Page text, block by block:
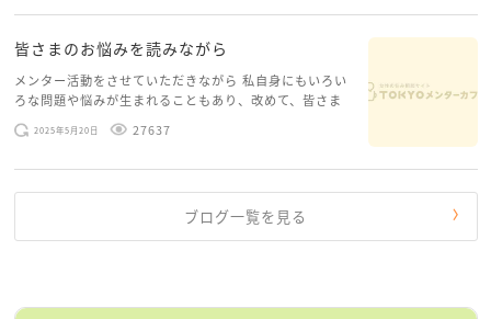
皆さまのお悩みを読みながら
メンター活動をさせていただきながら 私自身にもいろい
ろな問題や悩みが生まれることもあり、改めて、皆さま
のお悩みを読みながら 「みんな、もがいてる。わたし
だけじゃないんだな」と、逆に励まされるような日々で
2025年5月20日 27637
ブログ一覧を見る